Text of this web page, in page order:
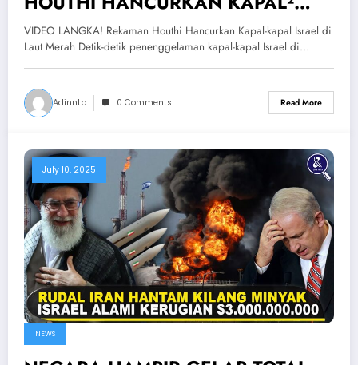
ISRAEL DI LAUT MERAH — Bukti
Nyata Perjuangan Houthi
VIDEO LANGKA! Rekaman Houthi Hancurkan Kapal-kapal Israel di
Laut Merah Detik-detik penenggelaman kapal-kapal Israel di…
Adinntb 0 Comments Read More
July 10, 2025
NEWS